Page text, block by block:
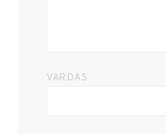
VARDAS